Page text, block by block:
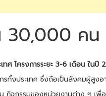
30,000 คน
โครงการระยะ 3-6 เดือน ในปี
รทั้งประเทศ ซึ่งถือเป็นสังคมผู้สูง